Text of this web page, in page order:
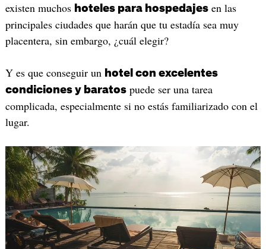
existen muchos hoteles para hospedajesen las
principales ciudades que harán que tu estadía sea muy
placentera, sin embargo, ¿cuál elegir?
Y es que conseguir un hotel con excelentes
condiciones y baratospuede ser una tarea
complicada, especialmente si no estás familiarizado con el
lugar.